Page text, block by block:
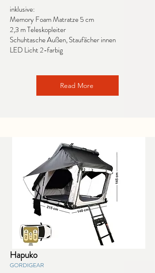
inklusive:
Memory Foam Matratze 5 cm
2,3 m Teleskopleiter
Schuhtasche Außen, Staufächer innen
LED Licht 2-farbig
Read More
Hapuko
GORDIGEAR